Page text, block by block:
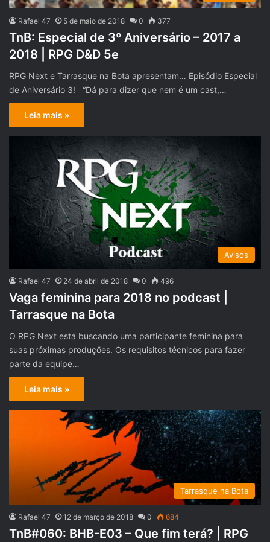
Rafael 47 5 de maio de 2018 0 377
TnB: Especial de 3º Aniversário – 2017 a
2018 | RPG D&D 5e
RPG Next e Tarrasque na Bota apresentam… Episódio Especial
de Aniversário 3! “Dá para dizer que nem é um cast,…
Leia mais »
Avisos
Rafael 47 24 de abril de 2018 0 496
Vaga feminina para 2018 no podcast |
Tarrasque na Bota
O RPG Next está buscando uma participante feminina para
suas próximas produções. Os requisitos técnicos para fazer
parte da equipe…
Leia mais »
Tarrasque na Bota
Rafael 47 12 de março de 2018 0 684
TnB#060: BHB-E03 – Que fim terá? | RPG